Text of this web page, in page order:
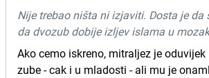
Nije trebao ništa ni izjaviti. Dosta je da
da dvozub dobije izljev islama u
Ako cemo iskreno, mitraljez je
zube - cak i u mladosti - ali mu je